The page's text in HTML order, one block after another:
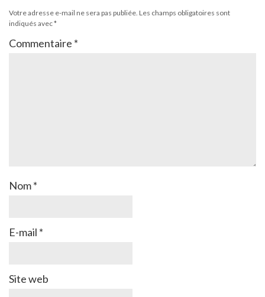
Votre adresse e-mail ne sera pas publiée. Les champs obligatoires sont
indiqués avec*
Commentaire *
Nom*
E-mail *
Site web